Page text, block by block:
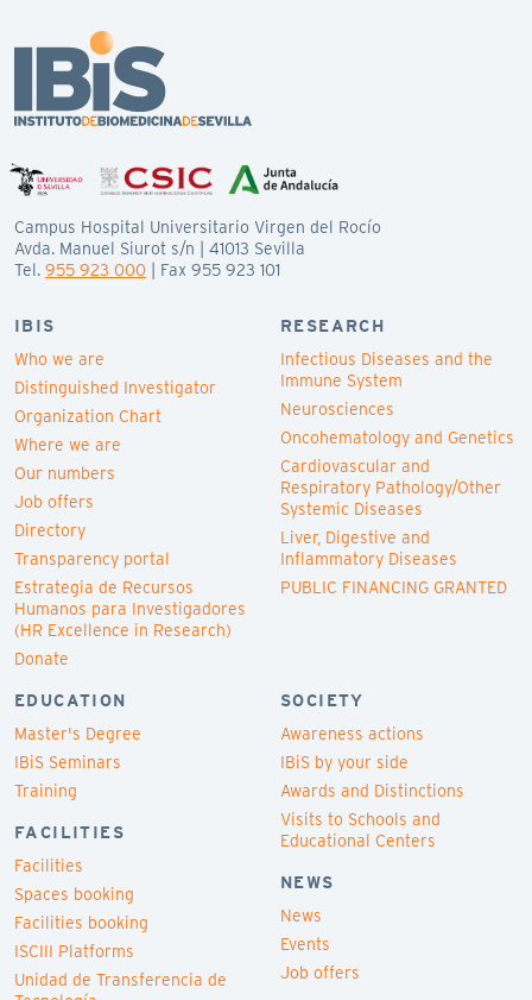
Campus Hospital Universitario Virgen del Rocío
Avda. Manuel Siurot s/n | 41013 Sevilla
Tel. 955 923 000 | Fax 955 923 101
IBIS
Who we are
Distinguished Investigator
Organization Chart
Where we are
Our numbers
Job offers
Directory
Transparency portal
Estrategia de Recursos
Humanos para Investigadores
(HR Excellence in Research)
Donate
RESEARCH
Infectious Diseases and the
Immune System
Neurosciences
Oncohematology and Genetics
Cardiovascular and
Respiratory Pathology/Other
Systemic Diseases
Liver, Digestive and
Inflammatory Diseases
PUBLIC FINANCING GRANTED
EDUCATION
Master's Degree
IBiS Seminars
Training
FACILITIES
Facilities
Spaces booking
Facilities booking
ISCIII Platforms
Unidad de Transferencia de
SOCIETY
Awareness actions
IBiS by your side
Awards and Distinctions
Visits to Schools and
Educational Centers
NEWS
News
Events
Job offers